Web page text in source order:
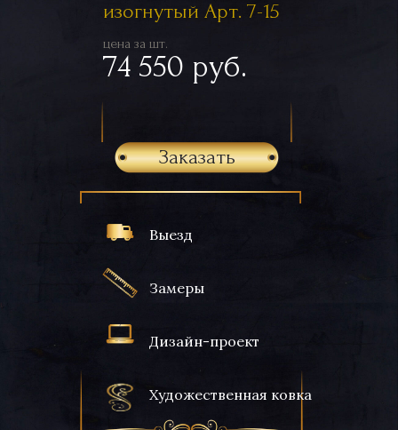
Выезд
Замеры
Дизайн-проект
Художественная ковка
изогнутый Арт. 7-15
цена за шт.
74 550 руб.
Заказать